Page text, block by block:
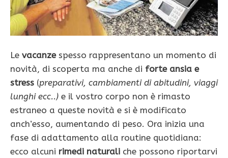
Le vacanzespesso rappresentano un momento di
novità, di scoperta ma anche di forte ansia e
stress (preparativi, cambiamenti di abitudini, viaggi
lunghi ecc..) e il vostro cor­po non è rimasto
estraneo a queste novità e si è modificato
anch’esso, aumentando di peso. Ora ini­zia una
fase di adattamento alla routine quotidiana:
ecco alcuni rimedi na­turali che possono riportarvi